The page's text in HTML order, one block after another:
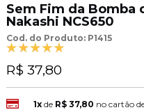
Sem Fim da Bomba
Nakashi NCS650
Cod. do Produto: P1415
R$ 37,80
1xde R$ 37,80 no cartão